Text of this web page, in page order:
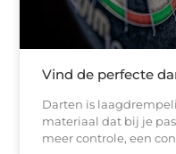
Vind de perfecte
Darten is
materiaal dat bij je
meer controle, een